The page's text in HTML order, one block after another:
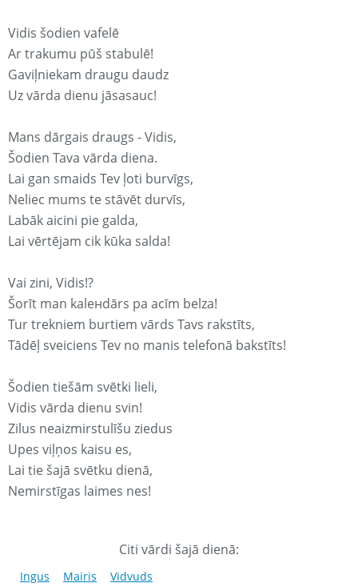
Vidis šodien vafelē
Ar trakumu pūš stabulē!
Gaviļniekam draugu daudz
Uz vārda dienu jāsasauc!
Mans dārgais draugs - Vidis,
Šodien Tava vārda diena.
Lai gan smaids Tev ļoti burvīgs,
Neliec mums te stāvēt durvīs,
Labāk aicini pie galda,
Lai vērtējam cik kūka salda!
Vai zini, Vidis!?
Šorīt man kaleнdārs pa acīm belza!
Tur trekniem burtiem vārds Tavs rakstīts,
Tādēļ sveiciens Tev no manis telefonā bakstīts!
Šodien tiešām svētki lieli,
Vidis vārda dienu svin!
Zilus neaizmirstulīšu ziedus
Upes viļņos kaisu es,
Lai tie šajā svētku dienā,
Nemirstīgas laimes nes!
Citi vārdi šajā dienā:
Ingus Mairis Vidvuds